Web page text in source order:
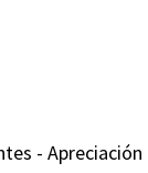
- Apreciación